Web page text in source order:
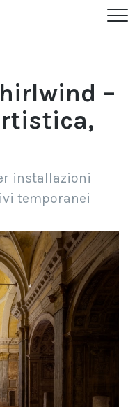
–
installazioni
temporanei